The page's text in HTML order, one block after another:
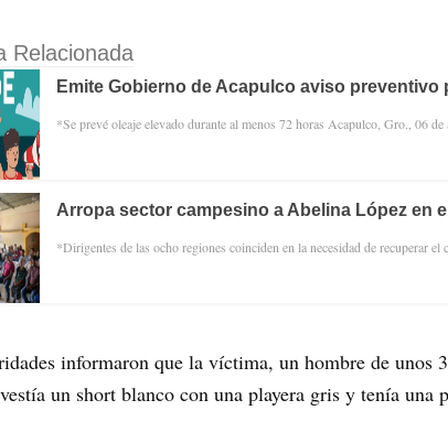
Relacionada
Emite Gobierno de Acapulco aviso preventivo
*Se prevé oleaje elevado durante al menos 72 horas Acapulco, Gro., 06 de
Arropa sector campesino a Abelina López en
*Dirigentes de las ocho regiones coinciden en la necesidad de recuperar el
informaron que la víctima, un hombre de unos
un short blanco con una playera gris y tenía